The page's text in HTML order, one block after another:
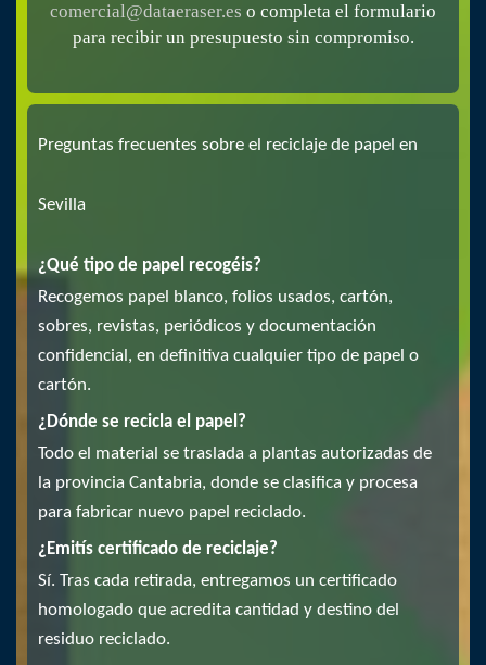
comercial@dataeraser.es o completa el formulario
para recibir un presupuesto sin compromiso.
Preguntas frecuentes sobre el reciclaje de papel en
Sevilla
¿Qué tipo de papel recogéis?
Recogemos papel blanco, folios usados, cartón,
sobres, revistas, periódicos y documentación
confidencial, en definitiva cualquier tipo de papel o
cartón.
¿Dónde se recicla el papel?
Todo el material se traslada a plantas autorizadas de
la provincia Cantabria, donde se clasifica y procesa
para fabricar nuevo papel reciclado.
¿Emitís certificado de reciclaje?
Sí. Tras cada retirada, entregamos un certificado
homologado que acredita cantidad y destino del
residuo reciclado.